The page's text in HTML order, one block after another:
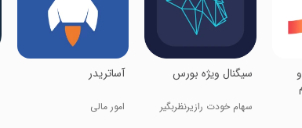
سیگنال ویژه بورس
سهام خودت رازیرنظربگیر
‏آساتریدر
امور مالی